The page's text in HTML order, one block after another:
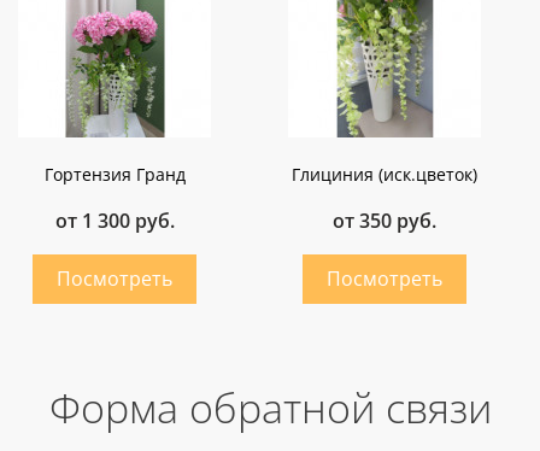
Гортензия Гранд
от 1 300 руб.
Глициния (иск.цветок)
от 350 руб.
Форма обратной связи